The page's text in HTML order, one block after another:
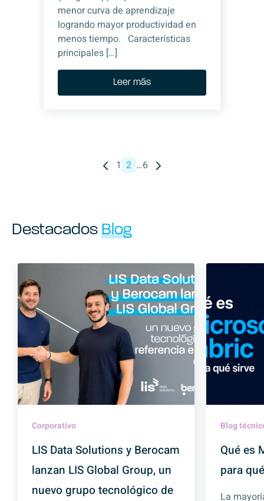
menor curva de aprendizaje
logrando mayor productividad en
menos tiempo. Características
principales […]
Leer más
1 2 …6
Destacados Blog
Corporativo
LIS Data Solutions y Berocam
lanzan LIS Global Group, un
nuevo grupo tecnológico de
Blog
Qué es
para
La